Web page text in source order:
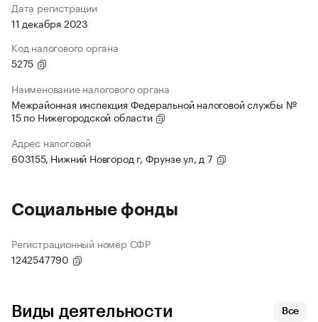
Дата регистрации
11 декабря 2023
Код налогового органа
5275
Наименование налогового органа
Межрайонная инспекция Федеральной налоговой службы №
15 по Нижегородской области
Адрес налоговой
603155, Нижний Новгород г, Фрунзе ул, д 7
Социальные фонды
Регистрационный номер СФР
1242547790
Виды деятельности Все